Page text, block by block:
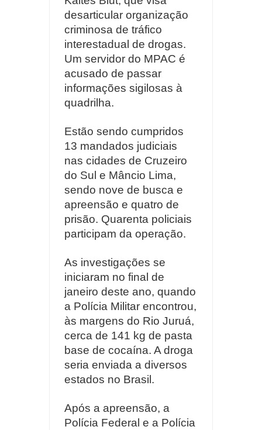
desarticular organização
criminosa de tráfico
interestadual de drogas.
Um servidor do MPAC é
acusado de passar
informações sigilosas à
quadrilha.
Estão sendo cumpridos
13 mandados judiciais
nas cidades de Cruzeiro
do Sul e Mâncio Lima,
sendo nove de busca e
apreensão e quatro de
prisão. Quarenta policiais
participam da operação.
As investigações se
iniciaram no final de
janeiro deste ano, quando
a Polícia Militar encontrou,
às margens do Rio Juruá,
cerca de 141 kg de pasta
base de cocaína. A droga
seria enviada a diversos
estados no Brasil.
Após a apreensão, a
Polícia Federal e a Polícia